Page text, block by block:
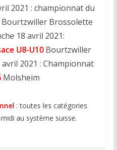
2021 : championnat du
Brossolette
18 avril 2021:
U8-U10Bourtzwiller
2021 : Championnat
Molsheim
: toutes les catégories
au système suisse.